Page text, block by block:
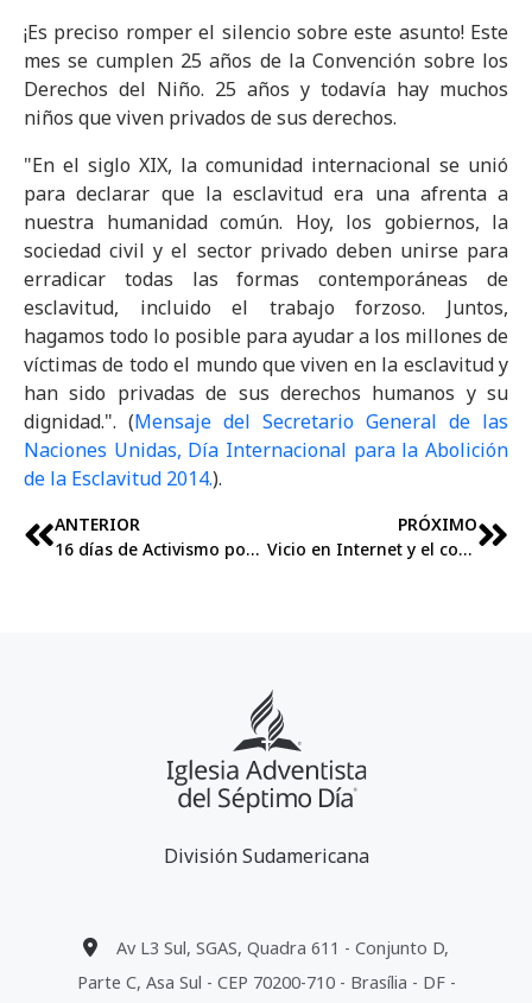
¡Es preciso romper el silencio sobre este asunto! Este
mes se cumplen 25 años de la Convención sobre los
Derechos del Niño. 25 años y todavía hay muchos
niños que viven privados de sus derechos.
"En el siglo XIX, la comunidad internacional se unió
para declarar que la esclavitud era una afrenta a
nuestra humanidad común. Hoy, los gobiernos, la
sociedad civil y el sector privado deben unirse para
erradicar todas las formas contemporáneas de
esclavitud, incluido el trabajo forzoso. Juntos,
hagamos todo lo posible para ayudar a los millones de
víctimas de todo el mundo que viven en la esclavitud y
han sido privadas de sus derechos humanos y su
dignidad.". (Mensaje del Secretario General de las
Naciones Unidas, Día Internacional para la Abolición
de la Esclavitud 2014.).
ANTERIOR
16 días de Activismo por el Fin de la Violencia contra las Mujeres
PRÓXIMO
Vicio en Internet y el consumo de pornografía
División Sudamericana
Av L3 Sul, SGAS, Quadra 611 - Conjunto D,
Parte C, Asa Sul - CEP 70200-710 - Brasília - DF -